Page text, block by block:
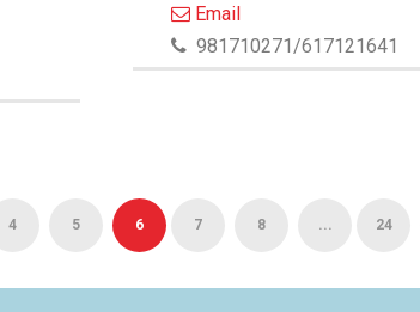
Email
981710271/617121641
4 5 6 7 8 ... 24